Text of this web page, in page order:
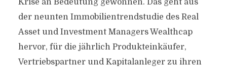
Krise an Bedeutung gewonnen. Das geht aus
der neunten Immobilientrendstudie des Real
Asset und Investment Managers Wealthcap
hervor, für die jährlich Produkteinkäufer,
Vertriebspartner und Kapitalanleger zu ihren